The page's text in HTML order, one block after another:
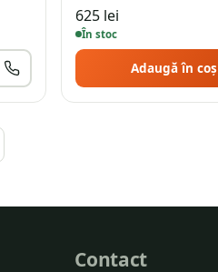
625 lei
În stoc
Adaugă în coș
Contact